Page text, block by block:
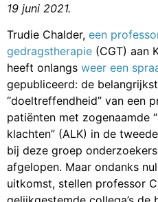
19 juni 2021.
Trudie Chalder, een
gedragstherapie (CGT) aan
heeft onlangs weer een
gepubliceerd: de
“doeltreffendheid” van een
patiënten met zogenaamde
klachten” (ALK) in de
bij deze groep
afgelopen. Maar ondanks
uitkomst, stellen professor